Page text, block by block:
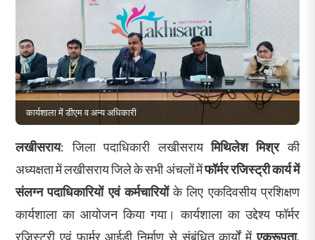
कार्यशाला में डीएम व अन्य अधिकारी
लखीसराय: जिला पदाधिकारी लखीसरायमिथिलेश मिश्रकी
अध्यक्षता में लखीसराय जिले के सभी अंचलों मेंफॉर्मर रजिस्ट्री कार्य में
संलग्न पदाधिकारियों एवं कर्मचारियोंके लिए एकदिवसीय प्रशिक्षण
कार्यशाला का आयोजन किया गया। कार्यशाला का उद्देश्य फॉर्मर
रजिस्ट्री एवं फार्मर आईडी निर्माण से संबंधित कार्यों मेंएकरूपता,